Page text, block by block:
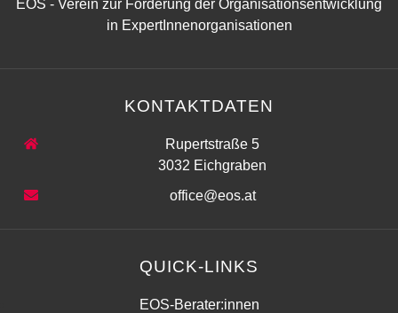
EOS - Verein zur Förderung der Organisationsentwicklung
in ExpertInnenorganisationen
KONTAKTDATEN
Rupertstraße 5
3032 Eichgraben
office@eos.at
QUICK-LINKS
EOS-Berater:innen